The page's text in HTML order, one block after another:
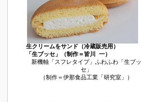
生クリームをサンド（冷蔵販売用）
「生ブッセ」（制作＝皆川 一）
新機軸「スフレタイプ」ふわふわ「生ブッ
セ」
（制作＝伊那食品工業「研究室」）